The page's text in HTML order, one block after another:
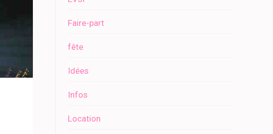
Faire-part
fête
Idées
Infos
Location